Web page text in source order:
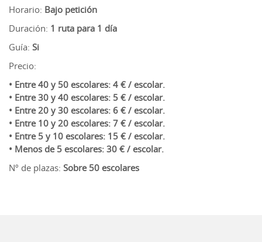
Horario: Bajo petición
Duración: 1 ruta para 1 día
Guía: Si
Precio:
• Entre 40 y 50 escolares: 4 € / escolar.
• Entre 30 y 40 escolares: 5 € / escolar.
• Entre 20 y 30 escolares: 6 € / escolar.
• Entre 10 y 20 escolares: 7 € / escolar.
• Entre 5 y 10 escolares: 15 € / escolar.
• Menos de 5 escolares: 30 € / escolar.
Nº de plazas: Sobre 50 escolares